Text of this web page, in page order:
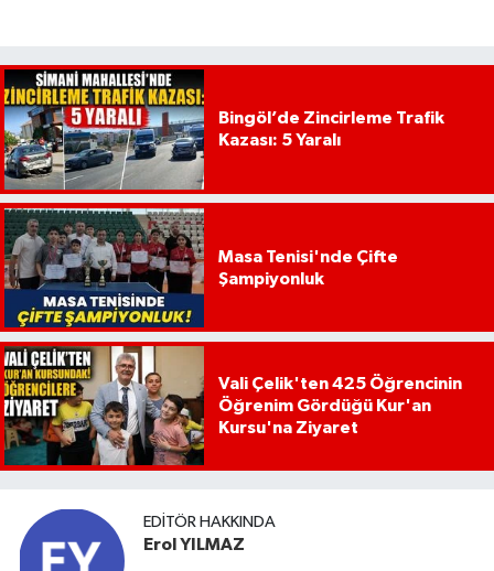
Bingöl’de Zincirleme Trafik
Kazası: 5 Yaralı
Masa Tenisi'nde Çifte
Şampiyonluk
Vali Çelik'ten 425 Öğrencinin
Öğrenim Gördüğü Kur'an
Kursu'na Ziyaret
EDITÖR HAKKINDA
Erol YILMAZ